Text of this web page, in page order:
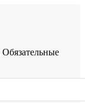
Обязательные